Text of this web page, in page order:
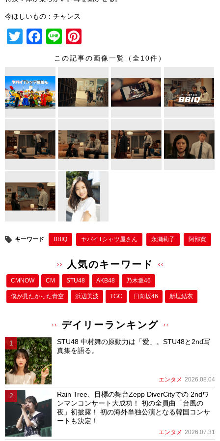
今ほしいもの：チャンス
T
er
F
e
b
o
k
Li
n
nt
e
st
この記事の画像一覧（全10件）
キーワード BBIQ ヤバイTシャツ屋さん 永瀬莉子 阿部寛
人気のキーワード
CMNOW CM STU48 AKB48 乃木坂46
僕が⾒たかった⻘空 浜辺美波 TGC 日向坂46 新垣結衣
デイリーランキング
STU48 中村舞の原動力は「愛」。STU48と2nd写
真集を語る。
エンタメ 2026.08.04
Rain Tree、目標の舞台Zepp DiverCityでの 2ndワ
ンマンコンサート大成功！ 初の全員曲「台風の
夜」初披露！ 初の海外単独公演となる韓国コンサ
ートも決定！
エンタメ 2026.07.31